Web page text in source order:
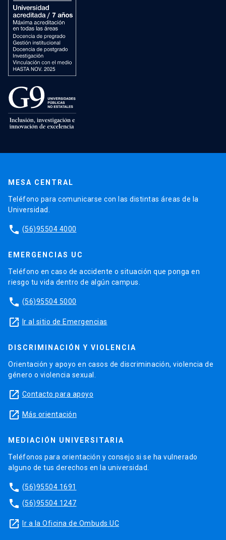
MESA CENTRAL
Teléfono para comunicarse con las distintas áreas de la
Universidad.
phone (56)95504 4000
EMERGENCIAS UC
Teléfono en caso de accidente o situación que ponga en
riesgo tu vida dentro de algún campus.
phone (56)95504 5000
launch Ir al sitio de Emergencias
DISCRIMINACIÓN Y VIOLENCIA
Orientación y apoyo en casos de discriminación, violencia de
género o violencia sexual.
launch Contacto para apoyo
launch Más orientación
MEDIACIÓN UNIVERSITARIA
Teléfonos para orientación y consejo si se ha vulnerado
alguno de tus derechos en la universidad.
phone (56)95504 1691
phone (56)95504 1247
launch Ir a la Oficina de Ombuds UC